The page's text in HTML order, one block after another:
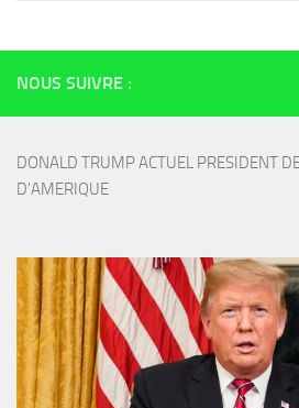
NOUS SUIVRE :
DONALD TRUMP ACTUEL PRESIDENT
D'AMERIQUE